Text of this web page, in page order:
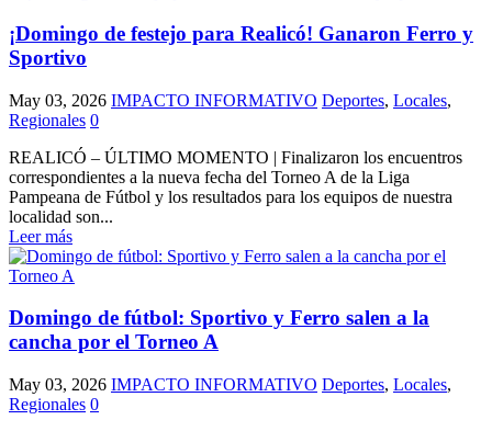
¡Domingo de festejo para Realicó! Ganaron Ferro y
Sportivo
May 03, 2026 IMPACTO INFORMATIVO Deportes, Locales,
Regionales 0
REALICÓ – ÚLTIMO MOMENTO | Finalizaron los encuentros
correspondientes a la nueva fecha del Torneo A de la Liga
Pampeana de Fútbol y los resultados para los equipos de nuestra
localidad son...
Leer más
Domingo de fútbol: Sportivo y Ferro salen a la
cancha por el Torneo A
May 03, 2026 IMPACTO INFORMATIVO Deportes, Locales,
Regionales 0